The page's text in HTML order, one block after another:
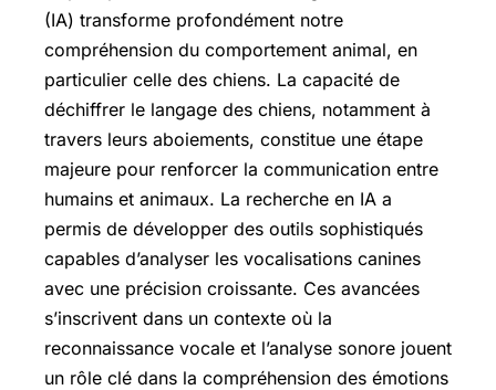
(IA) transforme profondément notre
compréhension du comportement animal, en
particulier celle des chiens. La capacité de
déchiffrer le langage des chiens, notamment à
travers leurs aboiements, constitue une étape
majeure pour renforcer la communication entre
humains et animaux. La recherche en IA a
permis de développer des outils sophistiqués
capables d’analyser les vocalisations canines
avec une précision croissante. Ces avancées
s’inscrivent dans un contexte où la
reconnaissance vocale et l’analyse sonore jouent
un rôle clé dans la compréhension des émotions